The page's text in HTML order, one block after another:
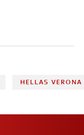
HELLAS VERONA